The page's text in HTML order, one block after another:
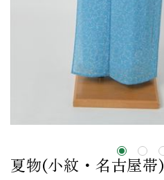
夏物(小紋・名古屋帯)